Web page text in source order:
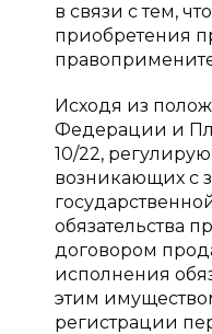
в связи с тем,
приобретения
Исходя из
Федерации и
10/22,
возникающих с
обязательства
договором
исполнения
этим
регистрации